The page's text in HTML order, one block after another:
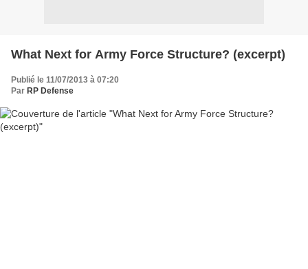
What Next for Army Force Structure? (excerpt)
Publié le 11/07/2013 à 07:20
Par RP Defense